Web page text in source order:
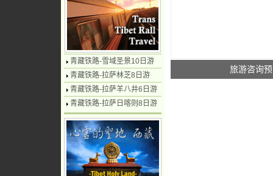
旅游咨询
青藏铁路-雪域圣景10日游
青藏铁路-拉萨林芝8日游
青藏铁路-拉萨羊八井6日游
青藏铁路-拉萨日喀则8日游